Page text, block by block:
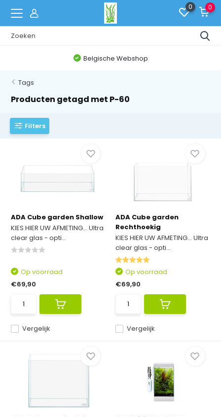
0 0
Belgische Webshop
Tags
Producten getagd met P-60
Filters
ADA Cube garden Shallow
KIES HIER UW AFMETING... Ultra
clear glas - opti...
Vergelijk
Op voorraad
€69,90
ADA Cube garden
Rechthoekig
KIES HIER UW AFMETING... Ultra
clear glas - opti...
Vergelijk
Op voorraad
€69,90